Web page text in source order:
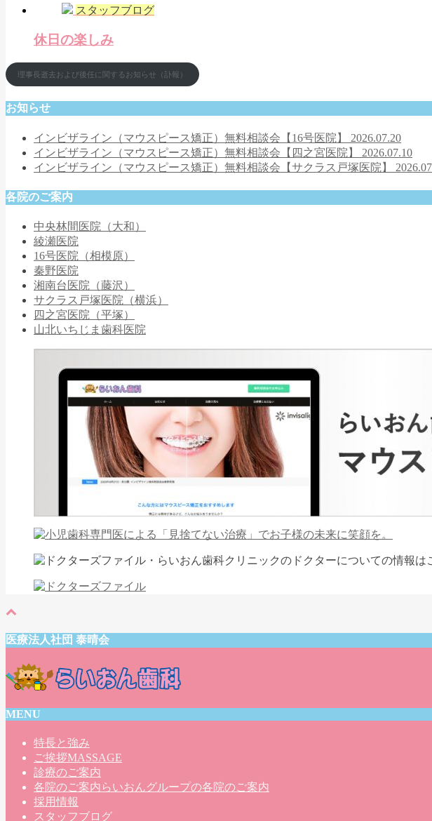
スタッフブログ
休日の楽しみ
理事長逝去および後任に関するお知らせ（訃報）
お知らせ
インビザライン（マウスピース矯正）無料相談会【16号医院】 2026.07.20
インビザライン（マウスピース矯正）無料相談会【四之宮医院】 2026.07.10
インビザライン（マウスピース矯正）無料相談会【サクラス戸塚医院】
各院のご案内
中央林間医院（大和）
綾瀬医院
16号医院（相模原）
秦野医院
湘南台医院（藤沢）
サクラス戸塚医院（横浜）
四之宮医院（平塚）
山北いちじま歯科医院
医療法人社団 泰晴会
MENU
特長と強み
ご挨拶MASSAGE
診療のご案内
各院のご案内 らいおんグループの各院のご案内
採用情報
スタッフブログ